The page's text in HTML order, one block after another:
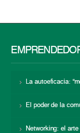
La autoeficacia:
El poder de la
Networking: el arte